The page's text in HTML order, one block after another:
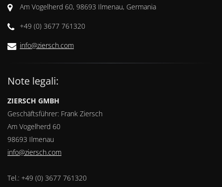
Am Vogelherd 60, 98693 Ilmenau, Germania
+49 (0) 3677 761320
info@ziersch.com
Note legali:
ZIERSCH GMBH
Geschäftsführer: Frank Ziersch
Am Vogelherd 60
98693 Ilmenau
info@ziersch.com
Tel.: +49 (0) 3677 761320